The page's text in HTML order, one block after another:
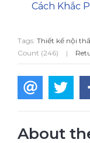
Cách Khắc
Tags: Thiết kế nội
Count (246)
|
About